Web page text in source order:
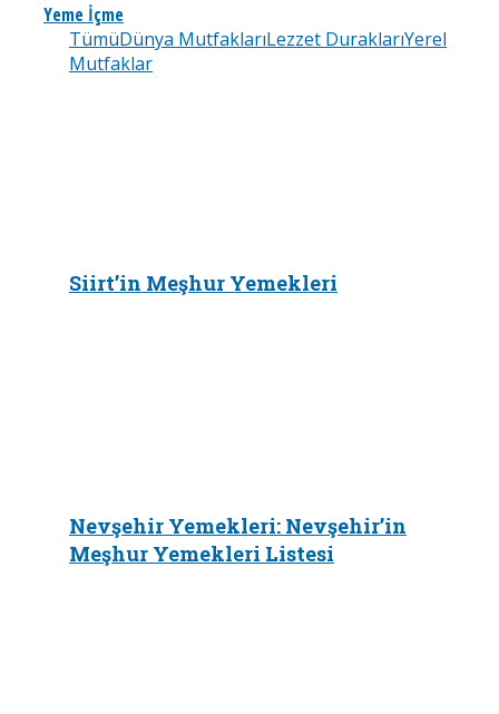
Yeme İçme
TümüDünya MutfaklarıLezzet DuraklarıYerel
Mutfaklar
Siirt’in Meşhur Yemekleri
Nevşehir Yemekleri: Nevşehir’in
Meşhur Yemekleri Listesi